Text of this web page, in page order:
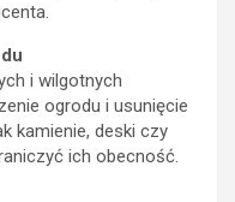
i wilgotnych
ogrodu i usunięcie
kamienie, deski czy
ich obecność.